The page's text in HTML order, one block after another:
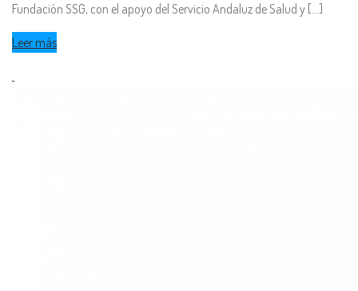
Fundación SSG, con el apoyo del Servicio Andaluz de Salud y [...]
Leer más